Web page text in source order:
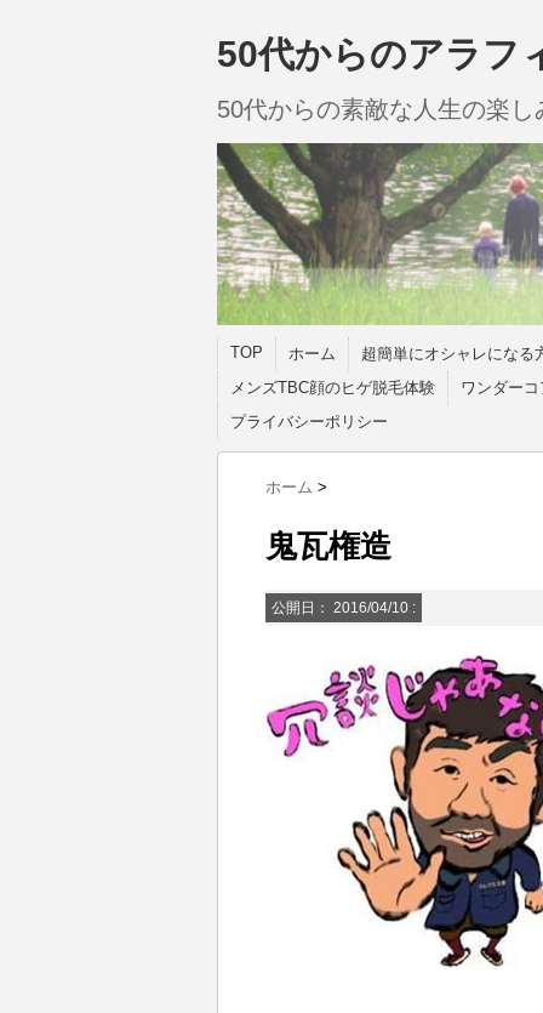
50代からのアラフ
50代からの素敵な人生の楽
TOP ホーム
超簡単にオシャレになる
メンズTBC顔のヒゲ脱毛体験
ワンダー
プライバシーポリシー
ホーム >
鬼瓦権造
公開日： 2016/04/10 :